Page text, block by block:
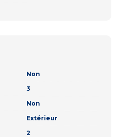
Non
3
Non
Extérieur
2